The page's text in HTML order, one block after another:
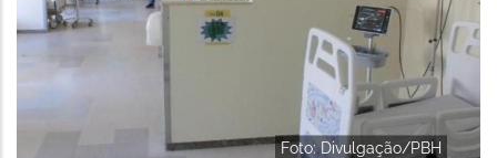
Foto: Divulgação/PBH